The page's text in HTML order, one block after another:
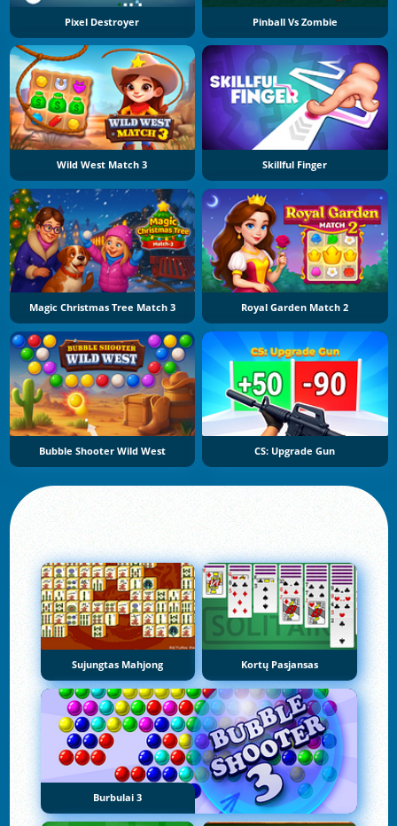
Pixel Destroyer Pinball Vs Zombie
Wild West Match 3 Skillful Finger
Magic Christmas Tree Match 3 Royal Garden Match 2
Bubble Shooter Wild West CS: Upgrade Gun
Sujungtas Mahjong Kortų Pasjansas
Burbulai 3